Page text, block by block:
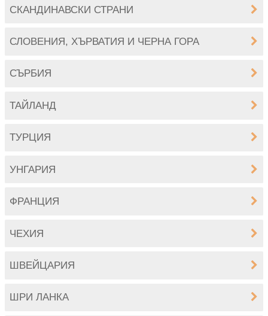
СКАНДИНАВСКИ СТРАНИ
СЛОВЕНИЯ, ХЪРВАТИЯ И ЧЕРНА ГОРА
СЪРБИЯ
ТАЙЛАНД
ТУРЦИЯ
УНГАРИЯ
ФРАНЦИЯ
ЧЕХИЯ
ШВЕЙЦАРИЯ
ШРИ ЛАНКА